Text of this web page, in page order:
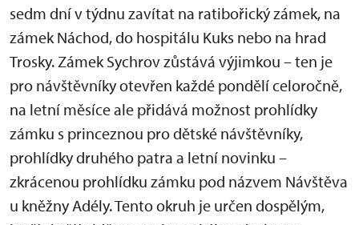
sedm dní v týdnu zavítat na ratibořický zámek, na
zámek Náchod, do hospitálu Kuks nebo na hrad
Trosky. Zámek Sychrov zůstává výjimkou – ten je
pro návštěvníky otevřen každé pondělí celoročně,
na letní měsíce ale přidává možnost prohlídky
zámku s princeznou pro dětské návštěvníky,
prohlídky druhého patra a letní novinku –
zkrácenou prohlídku zámku pod názvem Návštěva
u kněžny Adély. Tento okruh je určen dospělým,